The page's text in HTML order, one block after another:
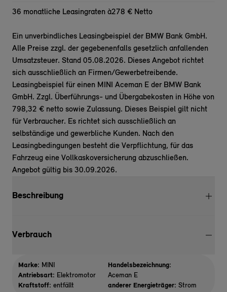
36 monatliche Leasingraten à278 € Netto
Ein unverbindliches Leasingbeispiel der BMW Bank GmbH.
Alle Preise zzgl. der gegebenenfalls gesetzlich anfallenden
Umsatzsteuer. Stand 05.08.2026. Dieses Angebot richtet
sich ausschließlich an Firmen/Gewerbetreibende.
Leasingbeispiel für einen MINI Aceman E der BMW Bank
GmbH. Zzgl. Überführungs- und Übergabekosten in Höhe von
798,32 € netto sowie Zulassung. Dieses Beispiel gilt nicht
für Verbraucher. Es richtet sich ausschließlich an
selbständige und gewerbliche Kunden. Nach den
Leasingbedingungen besteht die Verpflichtung, für das
Fahrzeug eine Vollkaskoversicherung abzuschließen.
Angebot gültig bis 30.09.2026.
Beschreibung
Verbrauch
Marke: MINI
Antriebsart: Elektromotor
Kraftstoff: entfällt
Handelsbezeichnung:
Aceman E
anderer Energieträger: Strom